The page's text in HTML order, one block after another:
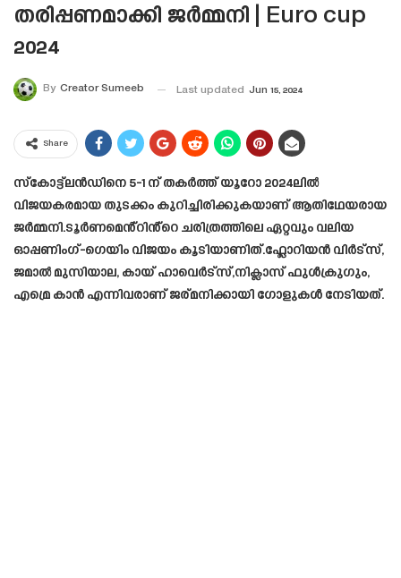
തരിപ്പണമാക്കി ജര്‍മ്മനി | Euro cup
2024
By Creator Sumeeb Last updated Jun 15, 2024
Share
സ്‌കോട്ട്‌ലൻഡിനെ 5-1 ന് തകർത്ത് യൂറോ 2024ലിൽ
വിജയകരമായ തുടക്കം കുറിച്ചിരിക്കുകയാണ് ആതിഥേയരായ
ജർമ്മനി.ടൂർണമെൻ്റിൻ്റെ ചരിത്രത്തിലെ ഏറ്റവും വലിയ
ഓപ്പണിംഗ്-ഗെയിം വിജയം കൂടിയാണിത്.ഫ്ലോറിയൻ വിർട്‌സ്,
ജമാൽ മുസിയാല, കായ് ഹാവെർട്‌സ്,നിക്ലാസ് ഫുൾക്രുഗും,
എമ്രെ കാൻ എന്നിവരാണ് ജര്മനിക്കായി ഗോളുകൾ നേടിയത്.